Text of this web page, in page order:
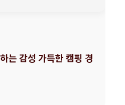
는 감성 가득한 캠핑 경